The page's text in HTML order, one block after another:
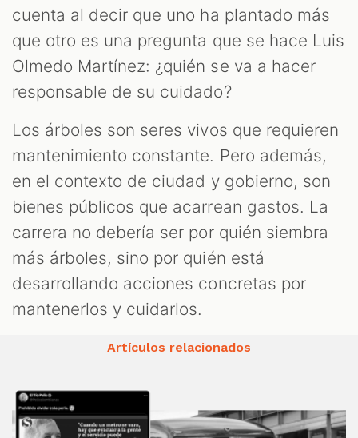
cuenta al decir que uno ha plantado más
que otro es una pregunta que se hace Luis
Olmedo Martínez: ¿quién se va a hacer
responsable de su cuidado?
Los árboles son seres vivos que requieren
mantenimiento constante. Pero además,
en el contexto de ciudad y gobierno, son
bienes públicos que acarrean gastos. La
carrera no debería ser por quién siembra
más árboles, sino por quién está
desarrollando acciones concretas por
mantenerlos y cuidarlos.
Artículos relacionados